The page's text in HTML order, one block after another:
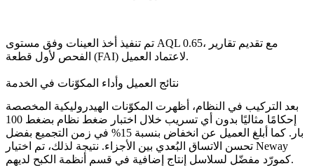
تم تنفيذ أخذ العينات وفق مستوى AQL 0.65، مع تقديم تقارير
الفحص لأول قطعة (FAI) لاعتماد العميل.
نتائج العميل وأداء المكوّنات في الخدمة
بعد التركيب في النظام، أظهرت المكوّنات الهيدروليكية المخصصة
إحكامًا مثاليًا بدون أي تسريب خلال اختبار ضغط نظام بضغط 100
بار. كما أبلغ العميل عن انخفاض بنسبة 15% في زمن التجميع بفضل
تحسن الاتساق البُعدي بين الأجزاء. نتيجة لذلك، تم اختيار Neway
كمورّد مفضّل لسلاسل إنتاج إضافية في قسم أنظمة الكبح لديهم.